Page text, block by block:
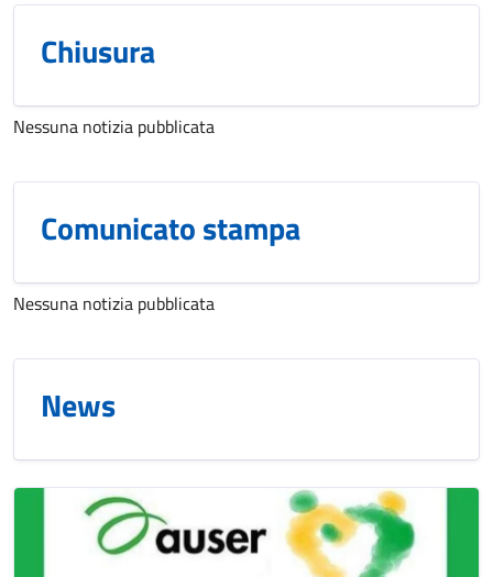
Chiusura
Nessuna notizia pubblicata
Comunicato stampa
Nessuna notizia pubblicata
News